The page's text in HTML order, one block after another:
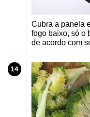
Cubra a panela
fogo baixo, só o
de acordo com
14